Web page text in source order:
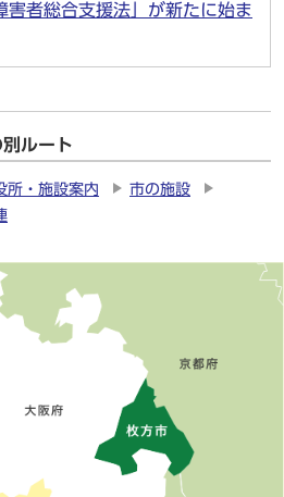
者総合支援法」が新たに始ま
ルート
所・施設案内
市の施設